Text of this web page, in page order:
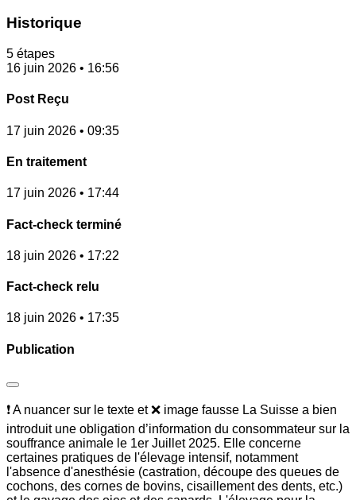
Historique
5 étapes
16 juin 2026 • 16:56
Post Reçu
17 juin 2026 • 09:35
En traitement
17 juin 2026 • 17:44
Fact-check terminé
18 juin 2026 • 17:22
Fact-check relu
18 juin 2026 • 17:35
Publication
❗ A nuancer sur le texte et ❌ image fausse La Suisse a bien
introduit une obligation d’information du consommateur sur la
souffrance animale le 1er Juillet 2025. Elle concerne
certaines pratiques de l'élevage intensif, notamment
l'absence d'anesthésie (castration, découpe des queues de
cochons, des cornes de bovins, cisaillement des dents, etc.)